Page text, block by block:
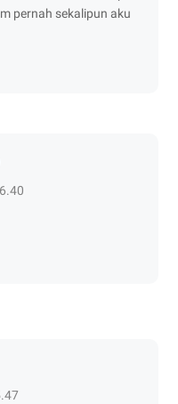
pernah sekalipun aku